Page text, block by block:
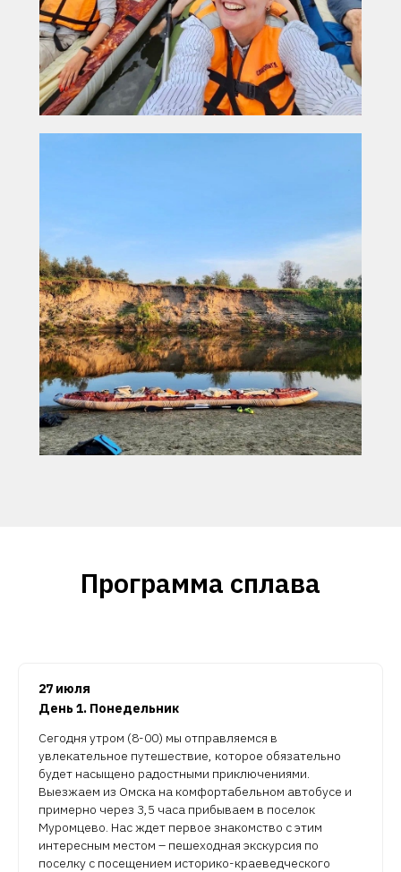
Программа сплава
27 июля
День 1. Понедельник
Сегодня утром (8-00) мы отправляемся в
увлекательное путешествие, которое обязательно
будет насыщено радостными приключениями.
Выезжаем из Омска на комфортабельном автобусе и
примерно через 3,5 часа прибываем в поселок
Муромцево. Нас ждет первое знакомство с этим
интересным местом – пешеходная экскурсия по
поселку с посещением историко-краеведческого